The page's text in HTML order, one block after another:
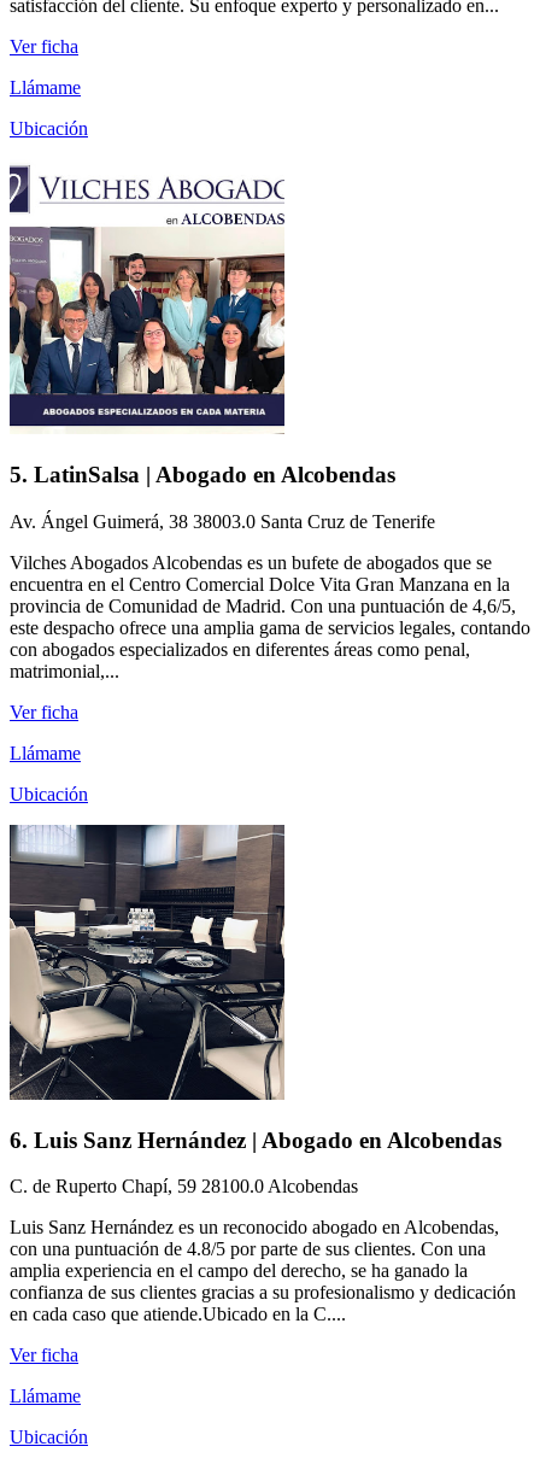
satisfacción del cliente. Su enfoque experto y personalizado en...
Ver ficha
Llámame
Ubicación
5. LatinSalsa | Abogado en Alcobendas
Av. Ángel Guimerá, 38 38003.0 Santa Cruz de Tenerife
Vilches Abogados Alcobendas es un bufete de abogados que se
encuentra en el Centro Comercial Dolce Vita Gran Manzana en la
provincia de Comunidad de Madrid. Con una puntuación de 4,6/5,
este despacho ofrece una amplia gama de servicios legales, contando
con abogados especializados en diferentes áreas como penal,
matrimonial,...
Ver ficha
Llámame
Ubicación
6. Luis Sanz Hernández | Abogado en Alcobendas
C. de Ruperto Chapí, 59 28100.0 Alcobendas
Luis Sanz Hernández es un reconocido abogado en Alcobendas,
con una puntuación de 4.8/5 por parte de sus clientes. Con una
amplia experiencia en el campo del derecho, se ha ganado la
confianza de sus clientes gracias a su profesionalismo y dedicación
en cada caso que atiende.Ubicado en la C....
Ver ficha
Llámame
Ubicación